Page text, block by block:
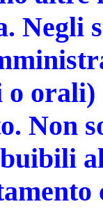
Negli
Non